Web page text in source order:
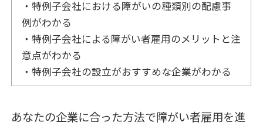
・特例子会社における障がいの種類別の配慮事
例がわかる
・特例子会社による障がい者雇用のメリットと注
意点がわかる
・特例子会社の設立がおすすめな企業がわかる
あなたの企業に合った方法で障がい者雇用を進